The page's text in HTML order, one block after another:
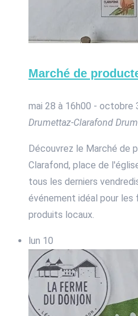
Marché de
mai 28 à 16h00 - octobre
Drumettaz-Clarafond
Découvrez le Marché de
Clarafond, place de
tous les derniers
événement idéal pour
produits locaux.
lun 10